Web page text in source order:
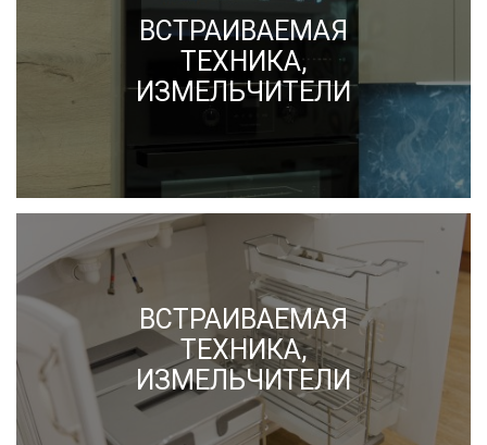
ВСТРАИВАЕМАЯ
ТЕХНИКА,
ИЗМЕЛЬЧИТЕЛИ
ВСТРАИВАЕМАЯ
ТЕХНИКА,
ИЗМЕЛЬЧИТЕЛИ